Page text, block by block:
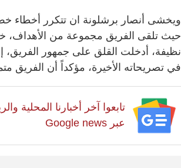
ويخشى أنصار برشلونة ان تتكرر أخطاء
حيث تلقى الفريق مجموعة من الأهداف،
نظيفة، أدخلت القلق على جمهور الفريق،
في تصريحاته الأخيرة، مؤكداً أن الفريق
تابعوا آخر أخبارنا المحلية
عبر Google news